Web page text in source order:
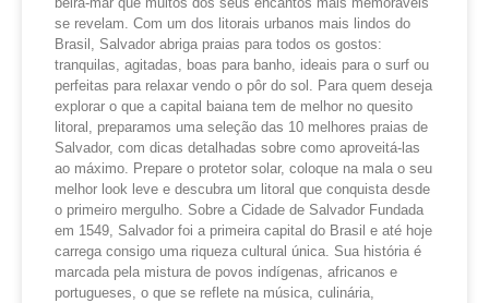
se revelam. Com um dos litorais urbanos mais lindos do
Brasil, Salvador abriga praias para todos os gostos:
tranquilas, agitadas, boas para banho, ideais para o surf ou
perfeitas para relaxar vendo o pôr do sol. Para quem deseja
explorar o que a capital baiana tem de melhor no quesito
litoral, preparamos uma seleção das 10 melhores praias de
Salvador, com dicas detalhadas sobre como aproveitá-las
ao máximo. Prepare o protetor solar, coloque na mala o seu
melhor look leve e descubra um litoral que conquista desde
o primeiro mergulho. Sobre a Cidade de Salvador Fundada
em 1549, Salvador foi a primeira capital do Brasil e até hoje
carrega consigo uma riqueza cultural única. Sua história é
marcada pela mistura de povos indígenas, africanos e
portugueses, o que se reflete na música, culinária,